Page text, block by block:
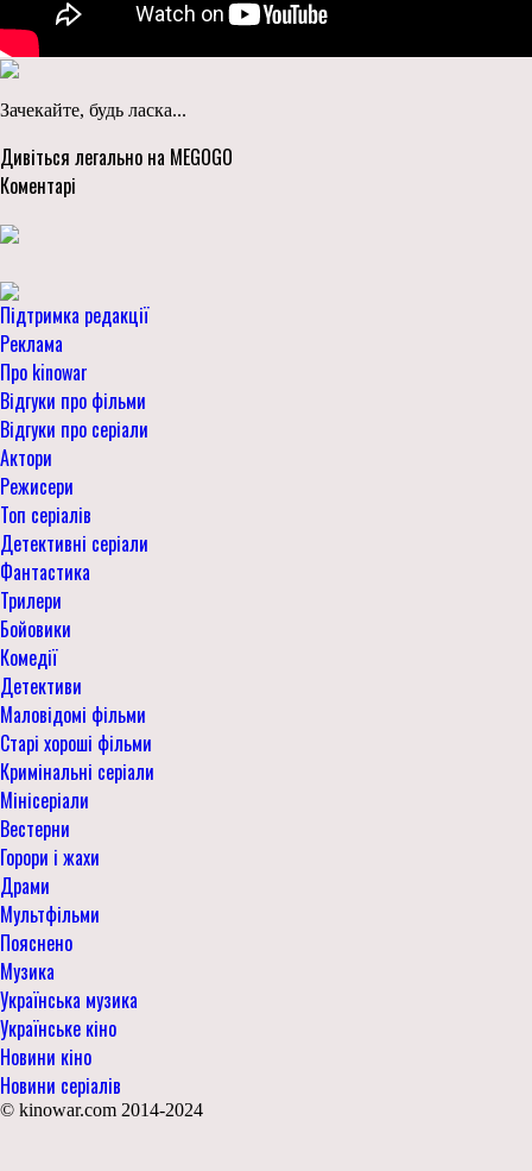
Зачекайте, будь ласка...
Дивіться легально на MEGOGO
Коментарі
Підтримка редакції
Реклама
Про kinowar
Відгуки про фільми
Відгуки про серіали
Актори
Режисери
Топ серіалів
Детективні серіали
Фантастика
Трилери
Бойовики
Комедії
Детективи
Маловідомі фільми
Старі хороші фільми
Кримінальні серіали
Мінісеріали
Вестерни
Горори і жахи
Драми
Мультфільми
Пояснено
Музика
Українська музика
Українське кіно
Новини кіно
Новини серіалів
© kinowar.com 2014-2024